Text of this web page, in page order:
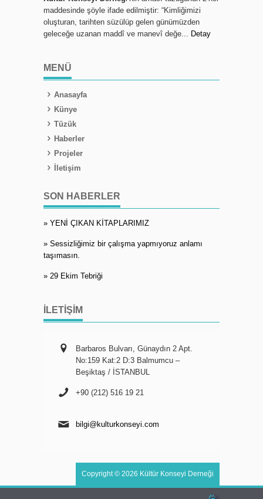
maddesinde şöyle ifade edilmiştir: “Kimliğimizi
oluşturan, tarihten süzülüp gelen günümüzden
geleceğe uzanan maddî ve manevî değe... Detay
MENÜ
Anasayfa
Künye
Tüzük
Haberler
Projeler
İletişim
SON HABERLER
» YENİ ÇIKAN KİTAPLARIMIZ
» Sessizliğimiz bir çalışma yapmıyoruz anlamı
taşımasın.
» 29 Ekim Tebriği
İLETIŞIM
Barbaros Bulvarı, Günaydın 2 Apt.
No:159 Kat:2 D:3 Balmumcu –
Beşiktaş / İSTANBUL
+90 (212) 516 19 21
bilgi@kulturkonseyi.com
Copyright © 2026 Kültür Konseyi Derneği